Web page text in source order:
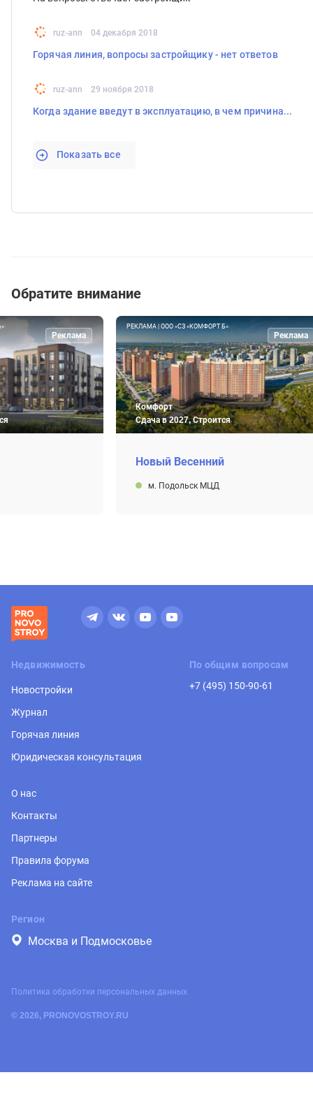
ruz-ann 04 декабря 2018
Горячая линия, вопросы застройщику - нет ответов
ruz-ann 29 ноября 2018
Когда здание введут в эксплуатацию, в чем причина...
Показать все
Обратите внимание
Реклама
РЕКЛАМА | ООО «СЗ «КОМФОРТ Б»
Комфорт
Сдача в 2027, Строится
Реклама
Новый Весенний
м. Подольск МЦД
Недвижимость
Новостройки
Журнал
Горячая линия
Юридическая консультация
По общим вопросам
+7 (495) 150-90-61
О нас
Контакты
Партнеры
Правила форума
Реклама на сайте
Регион
Москва и Подмосковье
© 2026, PRONOVOSTROY.RU
Политика обработки персональных данных